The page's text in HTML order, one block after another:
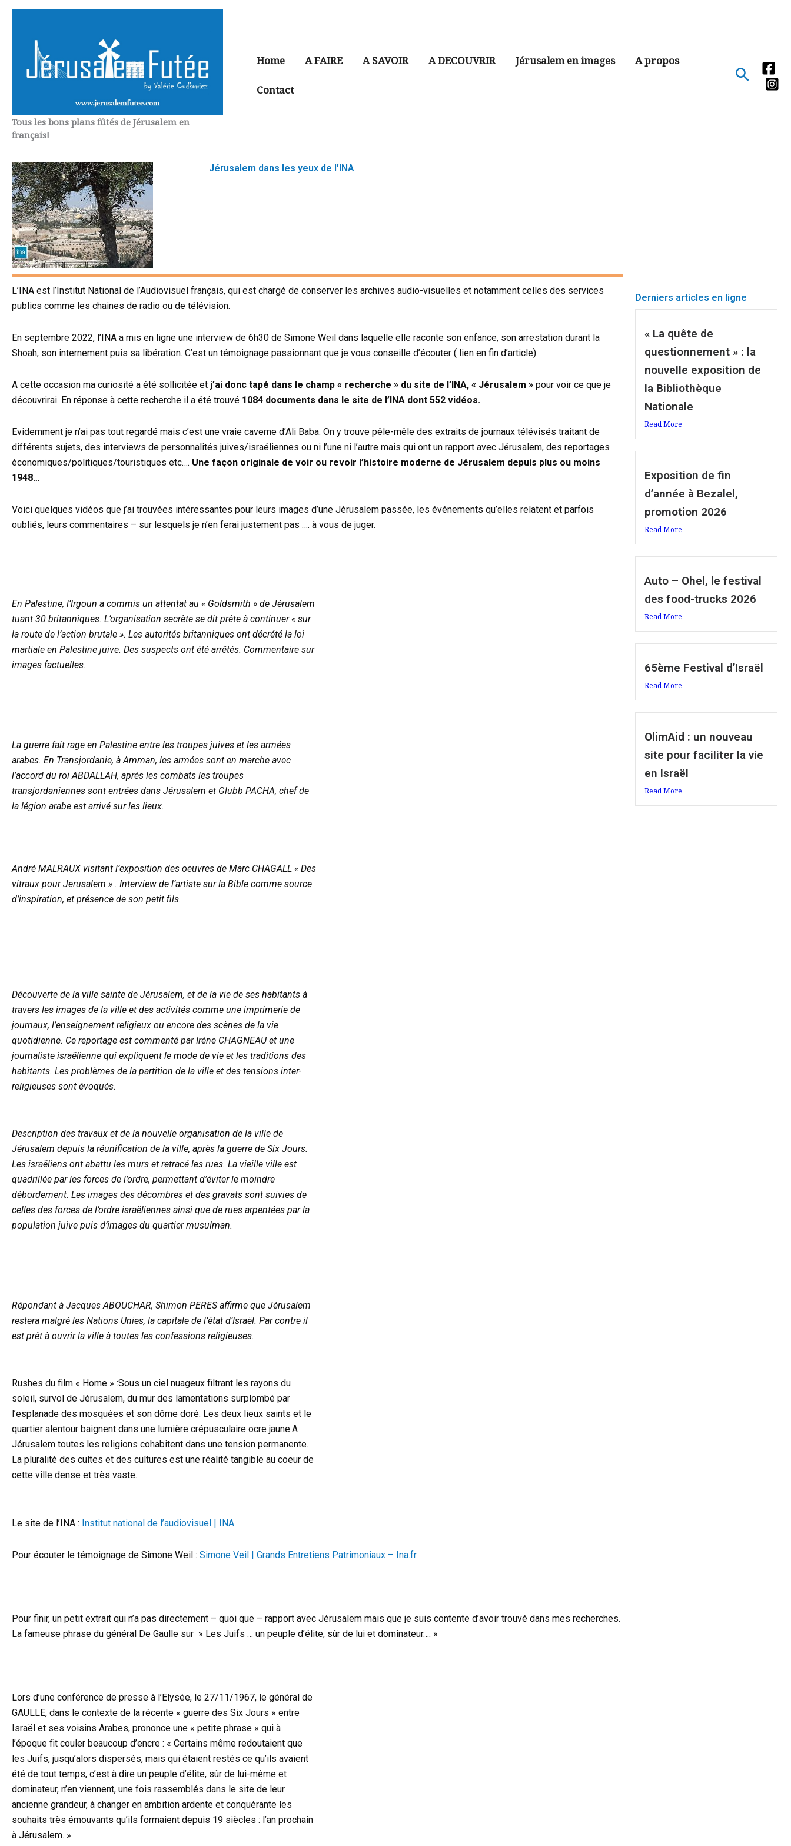
Aller
contenu
Tous les bons plans fûtés de Jérusalem en
français!
Home A FAIRE A SAVOIR A DECOUVRIR Jérusalem en images A propos
Contact
Jérusalem dans les yeux de l'INA
L’INA est l’Institut National de l’Audiovisuel français, qui est chargé de conserver les archives audio-visuelles et notamment celles des services
publics comme les chaines de radio ou de télévision.
En septembre 2022, l’INA a mis en ligne une interview de 6h30 de Simone Weil dans laquelle elle raconte son enfance, son arrestation durant la
Shoah, son internement puis sa libération. C’est un témoignage passionnant que je vous conseille d’écouter ( lien en fin d’article).
A cette occasion ma curiosité a été sollicitée et j’ai donc tapé dans le champ « recherche » du site de l’INA, « Jérusalem » pour voir ce que je
découvrirai. En réponse à cette recherche il a été trouvé 1084 documents dans le site de l’INA dont 552 vidéos.
Evidemment je n’ai pas tout regardé mais c’est une vraie caverne d’Ali Baba. On y trouve pêle-mêle des extraits de journaux télévisés traitant de
différents sujets, des interviews de personnalités juives/israéliennes ou ni l’une ni l’autre mais qui ont un rapport avec Jérusalem, des reportages
économiques/politiques/touristiques etc…. Une façon originale de voir ou revoir l’histoire moderne de Jérusalem depuis plus ou moins
1948…
Voici quelques vidéos que j’ai trouvées intéressantes pour leurs images d’une Jérusalem passée, les événements qu’elles relatent et parfois
oubliés, leurs commentaires – sur lesquels je n’en ferai justement pas …. à vous de juger.
En Palestine, l’Irgoun a commis un attentat au « Goldsmith » de Jérusalem
tuant 30 britanniques. L’organisation secrète se dit prête à continuer « sur
la route de l’action brutale ». Les autorités britanniques ont décrété la loi
martiale en Palestine juive. Des suspects ont été arrêtés. Commentaire sur
images factuelles.
La guerre fait rage en Palestine entre les troupes juives et les armées
arabes. En Transjordanie, à Amman, les armées sont en marche avec
l’accord du roi ABDALLAH, après les combats les troupes
transjordaniennes sont entrées dans Jérusalem et Glubb PACHA, chef de
la légion arabe est arrivé sur les lieux.
André MALRAUX visitant l’exposition des oeuvres de Marc CHAGALL « Des
vitraux pour Jerusalem » . Interview de l’artiste sur la Bible comme source
d’inspiration, et présence de son petit fils.
Découverte de la ville sainte de Jérusalem, et de la vie de ses habitants à
travers les images de la ville et des activités comme une imprimerie de
journaux, l’enseignement religieux ou encore des scènes de la vie
quotidienne. Ce reportage est commenté par Irène CHAGNEAU et une
journaliste israëlienne qui expliquent le mode de vie et les traditions des
habitants. Les problèmes de la partition de la ville et des tensions inter-
religieuses sont évoqués.
Description des travaux et de la nouvelle organisation de la ville de
Jérusalem depuis la réunification de la ville, après la guerre de Six Jours.
Les israëliens ont abattu les murs et retracé les rues. La vieille ville est
quadrillée par les forces de l’ordre, permettant d’éviter le moindre
débordement. Les images des décombres et des gravats sont suivies de
celles des forces de l’ordre israëliennes ainsi que de rues arpentées par la
population juive puis d’images du quartier musulman.
Répondant à Jacques ABOUCHAR, Shimon PERES affirme que Jérusalem
restera malgré les Nations Unies, la capitale de l’état d’Israël. Par contre il
est prêt à ouvrir la ville à toutes les confessions religieuses.
Rushes du film « Home » :Sous un ciel nuageux filtrant les rayons du
soleil, survol de Jérusalem, du mur des lamentations surplombé par
l’esplanade des mosquées et son dôme doré. Les deux lieux saints et le
quartier alentour baignent dans une lumière crépusculaire ocre jaune.A
Jérusalem toutes les religions cohabitent dans une tension permanente.
La pluralité des cultes et des cultures est une réalité tangible au coeur de
cette ville dense et très vaste.
Le site de l’INA : Institut national de l’audiovisuel | INA
Pour écouter le témoignage de Simone Weil : Simone Veil | Grands Entretiens Patrimoniaux – Ina.fr
Pour finir, un petit extrait qui n’a pas directement – quoi que – rapport avec Jérusalem mais que je suis contente d’avoir trouvé dans mes recherches.
La fameuse phrase du général De Gaulle sur » Les Juifs … un peuple d’élite, sûr de lui et dominateur…. »
Lors d’une conférence de presse à l’Elysée, le 27/11/1967, le général de
GAULLE, dans le contexte de la récente « guerre des Six Jours » entre
Israël et ses voisins Arabes, prononce une « petite phrase » qui à
l’époque fit couler beaucoup d’encre : « Certains même redoutaient que
les Juifs, jusqu’alors dispersés, mais qui étaient restés ce qu’ils avaient
été de tout temps, c’est à dire un peuple d’élite, sûr de lui-même et
dominateur, n’en viennent, une fois rassemblés dans le site de leur
ancienne grandeur, à changer en ambition ardente et conquérante les
souhaits très émouvants qu’ils formaient depuis 19 siècles : l’an prochain
à Jérusalem. »
Derniers articles en ligne
« La quête de
questionnement » : la
nouvelle exposition de
la Bibliothèque
Nationale
Read More
Exposition de fin
d’année à Bezalel,
promotion 2026
Read More
Auto – Ohel, le festival
des food-trucks 2026
Read More
65ème Festival d’Israël
Read More
OlimAid : un nouveau
site pour faciliter la vie
en Israël
Read More